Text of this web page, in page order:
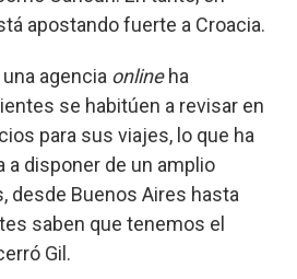
apostando fuerte a Croacia.
agencia onlineha
se habitúen a revisar en
para sus viajes, lo que ha
a disponer de un amplio
desde Buenos Aires hasta
saben que tenemos el
Gil.